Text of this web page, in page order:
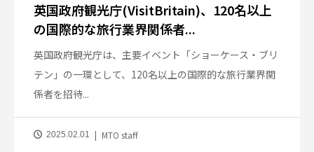
英国政府観光庁(VisitBritain)、120名以上
の国際的な旅行業界関係者...
英国政府観光庁は、主要イベント「ショーケース・ブリ
テン」の一環として、120名以上の国際的な旅行業界関
係者を招待...
2025.02.01 MTO staff